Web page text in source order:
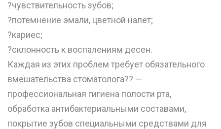
?чувствительность зубов;
?потемнение эмали, цветной налет;
?кариес;
?склонность к воспалениям десен.
Каждая из этих проблем требует обязательного
вмешательства стоматолога?‍? —
профессиональная гигиена полости рта,
обработка антибактериальными составами,
покрытие зубов специальными средствами для